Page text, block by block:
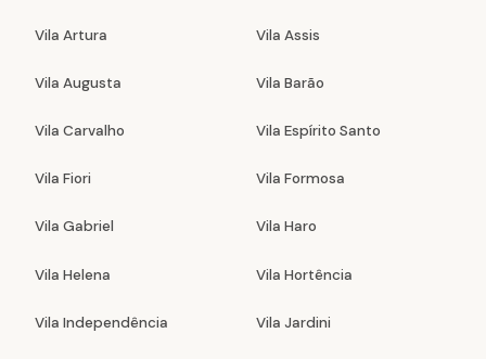
Vila Artura Vila Assis
Vila Augusta Vila Barão
Vila Carvalho Vila Espírito Santo
Vila Fiori Vila Formosa
Vila Gabriel Vila Haro
Vila Helena Vila Hortência
Vila Independência Vila Jardini